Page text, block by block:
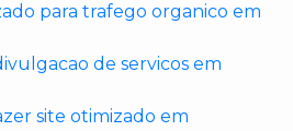
para trafego organico em
de servicos em
site otimizado em